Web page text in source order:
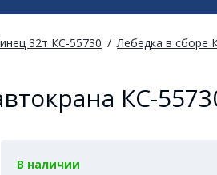
32т КС-55730
Лебедка в сборе
КС-
В наличии